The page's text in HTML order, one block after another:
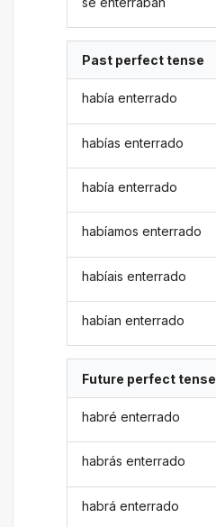
Past perfect tense
había enterrado
habías enterrado
había enterrado
habíamos enterrado
habíais enterrado
habían enterrado
Future perfect tense
habré enterrado
habrás enterrado
habrá enterrado